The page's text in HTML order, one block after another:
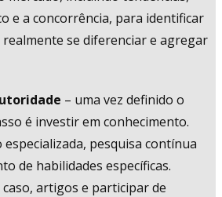
e a concorrência, para identificar
se diferenciar e agregar
– uma vez definido o
é investir em conhecimento.
pesquisa contínua
de habilidades específicas.
artigos e participar de